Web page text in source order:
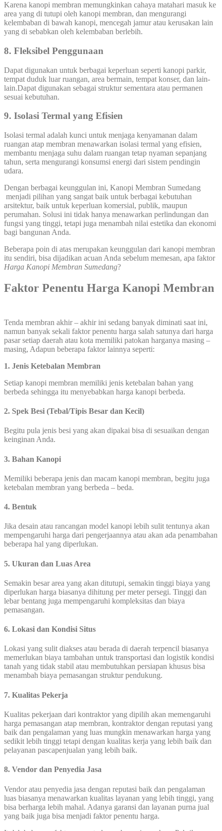
Karena kanopi membran memungkinkan cahaya matahari masuk ke
area yang di tutupi oleh kanopi membran, dan mengurangi
kelembaban di bawah kanopi, mencegah jamur atau kerusakan lain
yang di sebabkan oleh kelembaban berlebih.
8. Fleksibel Penggunaan
Dapat digunakan untuk berbagai keperluan seperti kanopi parkir,
tempat duduk luar ruangan, area bermain, tempat konser, dan lain-
lain.Dapat digunakan sebagai struktur sementara atau permanen
sesuai kebutuhan.
9. Isolasi Termal yang Efisien
Isolasi termal adalah kunci untuk menjaga kenyamanan dalam
ruangan atap membran menawarkan isolasi termal yang efisien,
membantu menjaga suhu dalam ruangan tetap nyaman sepanjang
tahun, serta mengurangi konsumsi energi dari sistem pendingin
udara.
Dengan berbagai keunggulan ini, Kanopi Membran Sumedang
menjadi pilihan yang sangat baik untuk berbagai kebutuhan
arsitektur, baik untuk keperluan komersial, publik, maupun
perumahan. Solusi ini tidak hanya menawarkan perlindungan dan
fungsi yang tinggi, tetapi juga menambah nilai estetika dan ekonomi
bagi bangunan Anda.
Beberapa poin di atas merupakan keunggulan dari kanopi membran
itu sendiri, bisa dijadikan acuan Anda sebelum memesan, apa faktor
Harga Kanopi Membran Sumedang?
Faktor Penentu Harga Kanopi Membran
Tenda membran akhir – akhir ini sedang banyak diminati saat ini,
namun banyak sekali faktor penentu harga salah satunya dari harga
pasar setiap daerah atau kota memiliki patokan harganya masing –
masing, Adapun beberapa faktor lainnya seperti:
1. Jenis Ketebalan Membran
Setiap kanopi membran memiliki jenis ketebalan bahan yang
berbeda sehingga itu menyebabkan harga kanopi berbeda.
2. Spek Besi (Tebal/Tipis Besar dan Kecil)
Begitu pula jenis besi yang akan dipakai bisa di sesuaikan dengan
keinginan Anda.
3. Bahan Kanopi
Memiliki beberapa jenis dan macam kanopi membran, begitu juga
ketebalan membran yang berbeda – beda.
4. Bentuk
Jika desain atau rancangan model kanopi lebih sulit tentunya akan
mempengaruhi harga dari pengerjaannya atau akan ada penambahan
beberapa hal yang diperlukan.
5. Ukuran dan Luas Area
Semakin besar area yang akan ditutupi, semakin tinggi biaya yang
diperlukan harga biasanya dihitung per meter persegi. Tinggi dan
lebar bentang juga mempengaruhi kompleksitas dan biaya
pemasangan.
6. Lokasi dan Kondisi Situs
Lokasi yang sulit diakses atau berada di daerah terpencil biasanya
memerlukan biaya tambahan untuk transportasi dan logistik kondisi
tanah yang tidak stabil atau membutuhkan persiapan khusus bisa
menambah biaya pemasangan struktur pendukung.
7. Kualitas Pekerja
Kualitas pekerjaan dari kontraktor yang dipilih akan memengaruhi
harga pemasangan atap membran, kontraktor dengan reputasi yang
baik dan pengalaman yang luas mungkin menawarkan harga yang
sedikit lebih tinggi tetapi dengan kualitas kerja yang lebih baik dan
pelayanan pascapenjualan yang lebih baik.
8. Vendor dan Penyedia Jasa
Vendor atau penyedia jasa dengan reputasi baik dan pengalaman
luas biasanya menawarkan kualitas layanan yang lebih tinggi, yang
bisa berharga lebih mahal. Adanya garansi dan layanan purna jual
yang baik juga bisa menjadi faktor penentu harga.